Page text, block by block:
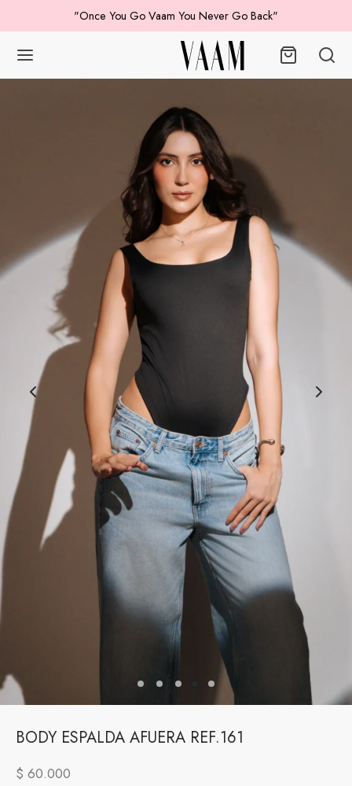
"Once You Go Vaam You Never Go Back"
BODY ESPALDA AFUERA REF.161
$ 60.000